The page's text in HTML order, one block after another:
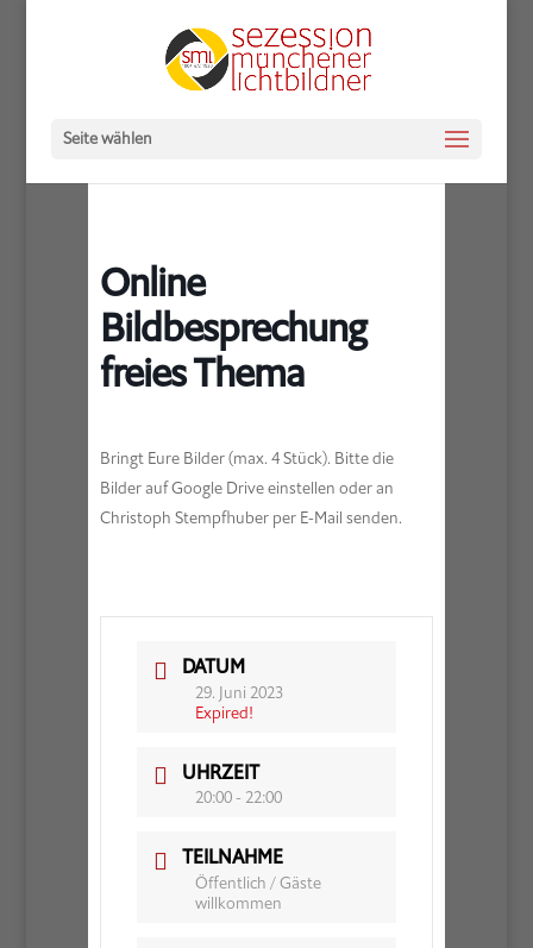
Seite wählen
Online
Bildbesprechung
freies Thema
Bringt Eure Bilder (max. 4 Stück). Bitte die
Bilder auf Google Drive einstellen oder an
Christoph Stempfhuber per E-Mail senden.
DATUM
29. Juni 2023
Expired!
UHRZEIT
20:00 - 22:00
TEILNAHME
Öffentlich / Gäste
willkommen